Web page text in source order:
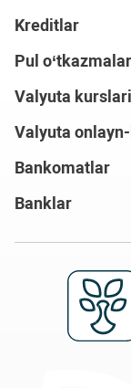
Kreditlar
Pul
Valyuta kurslari
Valyuta
Bankomatlar
Banklar